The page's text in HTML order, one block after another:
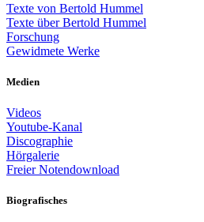
Texte von Bertold Hummel
Texte über Bertold Hummel
Forschung
Gewidmete Werke
Medien
Videos
Youtube-Kanal
Discographie
Hörgalerie
Freier Notendownload
Biografisches